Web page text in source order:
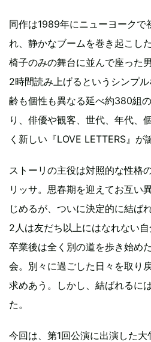
同作は1989年にニューヨークで
れ、静かなブームを巻き起こし
椅子のみの舞台に並んで座った
2時間読み上げるというシンプ
齢も個性も異なる延べ約380組
り、俳優や観客、世代、年代、
く新しい『LOVE LETTERS』が
ストーリの主役は対照的な性格
リッサ。思春期を迎えてお互い
じめるが、ついに決定的に結ば
2人は友だち以上にはなれない
卒業後は全く別の道を歩き始め
会。別々に過ごした日々を取り
求めあう。しかし、結ばれるに
た。
今回は、第1回公演に出演した